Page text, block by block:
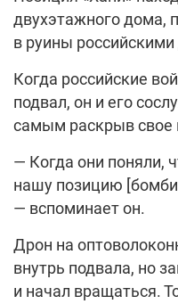
двухэтажного дома,
в руины
Когда российские
подвал, он и его
самым раскрыв свое
— Когда они поняли,
нашу позицию
— вспоминает он.
Дрон на
внутрь подвала, но
и начал вращаться.